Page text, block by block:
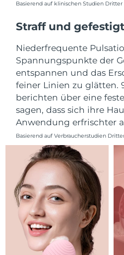
Basierend auf klinischen Studien Dritter
Straff und gefestigt
Niederfrequente
Spannungspunkte der
entspannen und das
feiner Linien zu glätten.
berichten über eine
sagen, dass sich ihre
Anwendung erfrischter
Basierend auf Verbraucherstudien
Oman
Philippinen
Polen
Portugal
Puerto Rico
Katar
Réunion
Rumänien
Russland